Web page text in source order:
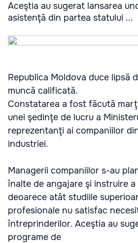
Aceştia au sugerat lansarea
asistenţă din partea statului ...
Republica Moldova duce lipsă
muncă calificată.
Constatarea a fost făcută
unei şedinţe de lucru a
reprezentanţi ai companiilor
industriei.
Managerii companiilor s-au
înalte de angajare şi instruire
deoarece atât studiile
profesionale nu satisfac
întreprinderilor. Aceştia au
programe de